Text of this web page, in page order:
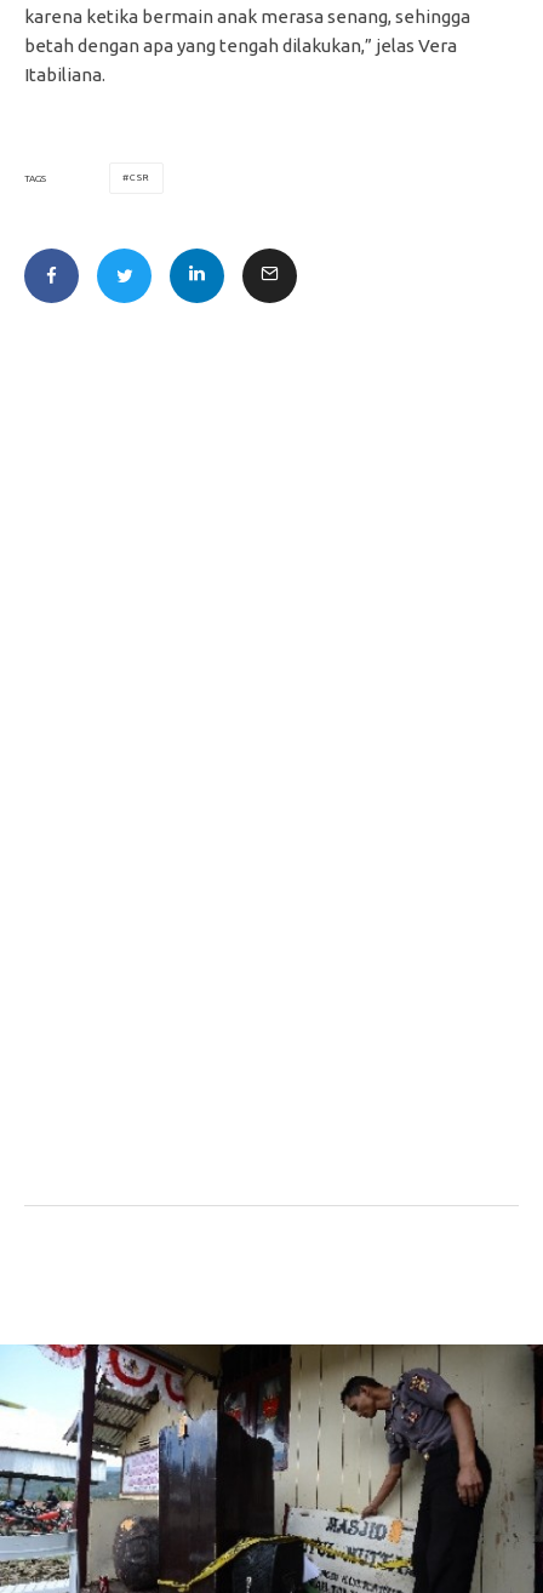
karena ketika bermain anak merasa senang, sehingga
betah dengan apa yang tengah dilakukan,” jelas Vera
Itabiliana.
TAGS CSR